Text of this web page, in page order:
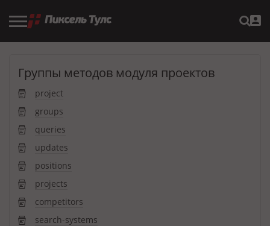
Группы методов модуля проектов
project
groups
queries
updates
positions
projects
competitors
search-systems